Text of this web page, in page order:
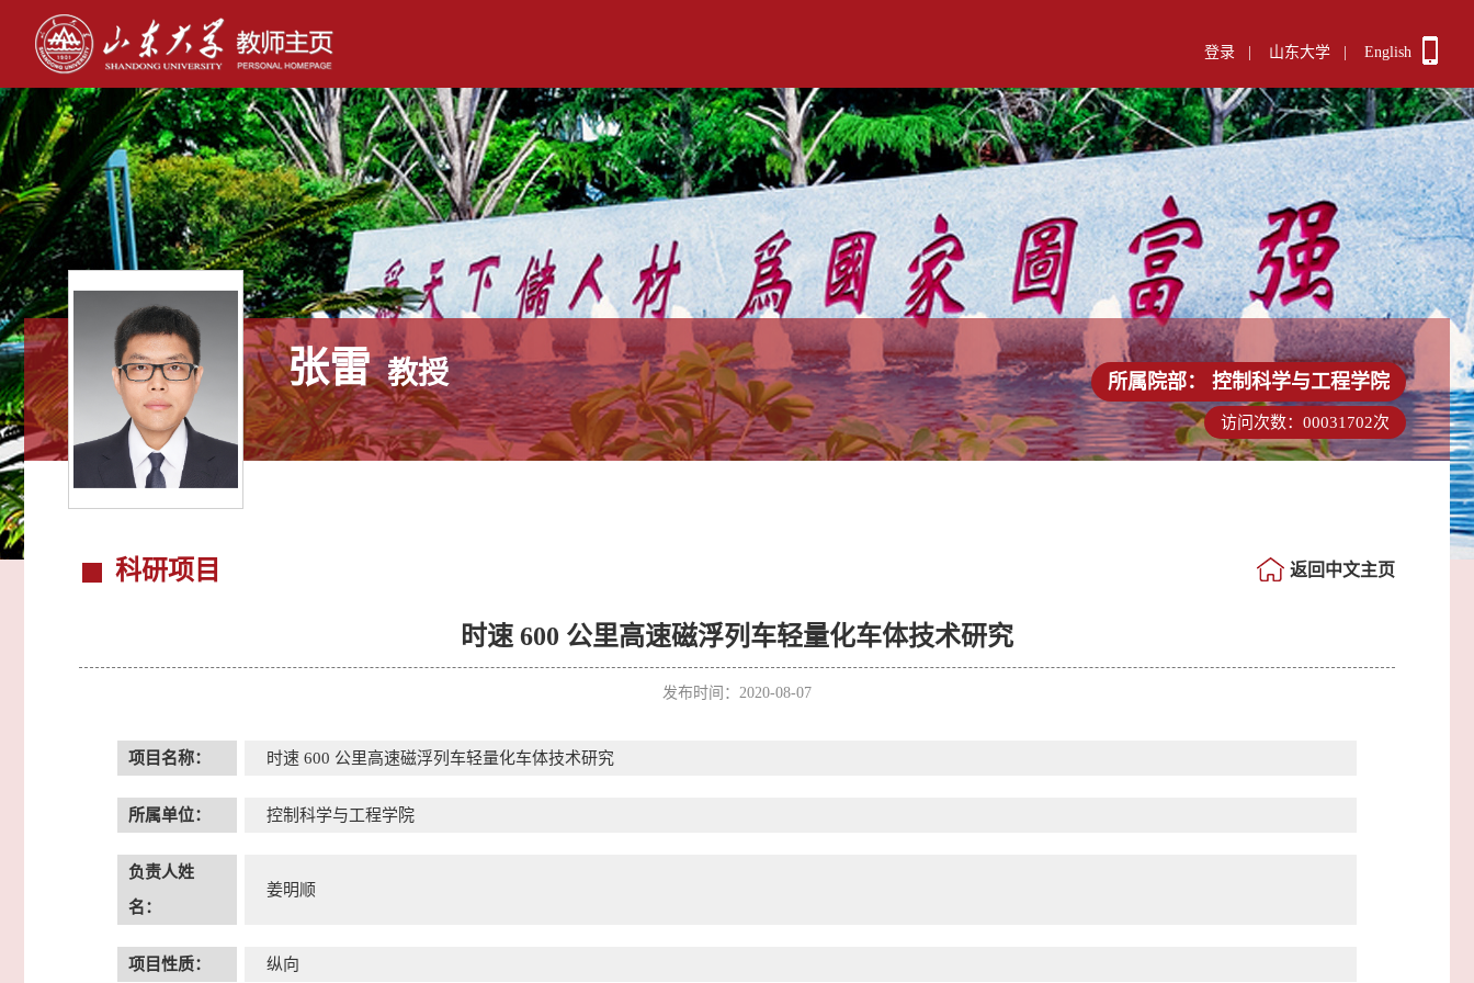
登录 山东大学 English
张雷 教授 所属院部： 控制科学与工程学院
访问次数： 00031702次
科研项目 返回中文主页
时速 600 公里高速磁浮列车轻量化车体技术研究
发布时间：2020-08-07
项目名称： 时速 600 公里高速磁浮列车轻量化车体技术研究
所属单位： 控制科学与工程学院
负责人姓
名：
姜明顺
项目性质： 纵向